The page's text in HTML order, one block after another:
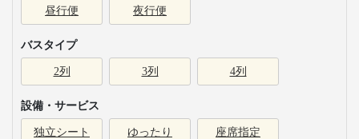
昼行便 夜行便
バスタイプ
2列 3列 4列
設備・サービス
独立シート ゆったり 座席指定